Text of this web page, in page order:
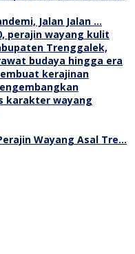
Jalan Jalan …
Wayang Asal Tre…